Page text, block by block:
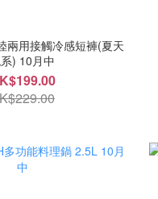
兩用接觸冷感短褲(夏天
) 10月中